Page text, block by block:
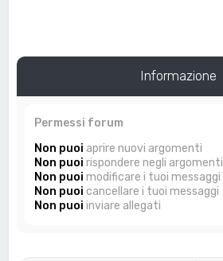
Informazione
Permessi forum
Non puoi aprire nuovi argomenti
Non puoi rispondere negli argomenti
Non puoi modificare i tuoi messaggi
Non puoi cancellare i tuoi messaggi
Non puoi inviare allegati